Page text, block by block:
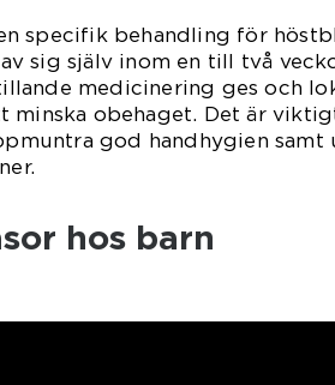
specifik behandling för
sig själv inom en till två
medicinering ges och
minska obehaget. Det är
god handhygien samt
hos barn